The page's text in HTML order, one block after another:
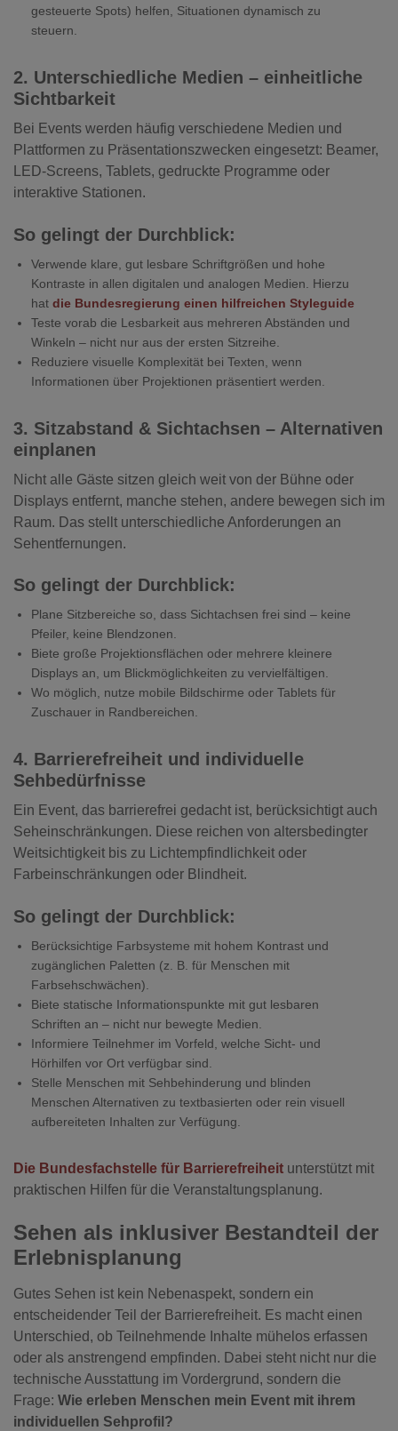
gesteuerte Spots) helfen, Situationen dynamisch zu
steuern.
2. Unterschiedliche Medien – einheitliche
Sichtbarkeit
Bei Events werden häufig verschiedene Medien und
Plattformen zu Präsentationszwecken eingesetzt: Beamer,
LED-Screens, Tablets, gedruckte Programme oder
interaktive Stationen.
So gelingt der Durchblick:
Verwende klare, gut lesbare Schriftgrößen und hohe
Kontraste in allen digitalen und analogen Medien. Hierzu
hat die Bundesregierung einen hilfreichen Styleguide
Teste vorab die Lesbarkeit aus mehreren Abständen und
Winkeln – nicht nur aus der ersten Sitzreihe.
Reduziere visuelle Komplexität bei Texten, wenn
Informationen über Projektionen präsentiert werden.
3. Sitzabstand & Sichtachsen – Alternativen
einplanen
Nicht alle Gäste sitzen gleich weit von der Bühne oder
Displays entfernt, manche stehen, andere bewegen sich im
Raum. Das stellt unterschiedliche Anforderungen an
Sehentfernungen.
So gelingt der Durchblick:
Plane Sitzbereiche so, dass Sichtachsen frei sind – keine
Pfeiler, keine Blendzonen.
Biete große Projektionsflächen oder mehrere kleinere
Displays an, um Blickmöglichkeiten zu vervielfältigen.
Wo möglich, nutze mobile Bildschirme oder Tablets für
Zuschauer in Randbereichen.
4. Barrierefreiheit und individuelle
Sehbedürfnisse
Ein Event, das barrierefrei gedacht ist, berücksichtigt auch
Seheinschränkungen. Diese reichen von altersbedingter
Weitsichtigkeit bis zu Lichtempfindlichkeit oder
Farbeinschränkungen oder Blindheit.
So gelingt der Durchblick:
Berücksichtige Farbsysteme mit hohem Kontrast und
zugänglichen Paletten (z. B. für Menschen mit
Farbsehschwächen).
Biete statische Informationspunkte mit gut lesbaren
Schriften an – nicht nur bewegte Medien.
Informiere Teilnehmer im Vorfeld, welche Sicht- und
Hörhilfen vor Ort verfügbar sind.
Stelle Menschen mit Sehbehinderung und blinden
Menschen Alternativen zu textbasierten oder rein visuell
aufbereiteten Inhalten zur Verfügung.
Die Bundesfachstelle für Barrierefreiheit unterstützt mit
praktischen Hilfen für die Veranstaltungsplanung.
Sehen als inklusiver Bestandteil der
Erlebnisplanung
Gutes Sehen ist kein Nebenaspekt, sondern ein
entscheidender Teil der Barrierefreiheit. Es macht einen
Unterschied, ob Teilnehmende Inhalte mühelos erfassen
oder als anstrengend empfinden. Dabei steht nicht nur die
technische Ausstattung im Vordergrund, sondern die
Frage: Wie erleben Menschen mein Event mit ihrem
individuellen Sehprofil?